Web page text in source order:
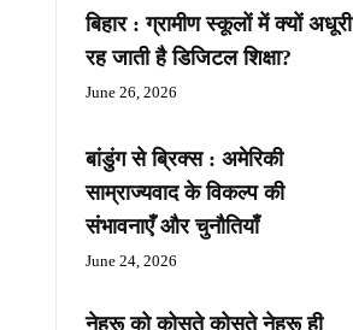
बिहार : ग्रामीण स्कूलों में क्यों अधूरी
रह जाती है डिजिटल शिक्षा?
June 26, 2026
बांडुंग से ब्रिक्स : अमेरिकी
साम्राज्यवाद के विकल्प की
संभावनाएँ और चुनौतियाँ
June 24, 2026
नेहरू को कोसते कोसते नेहरू ही